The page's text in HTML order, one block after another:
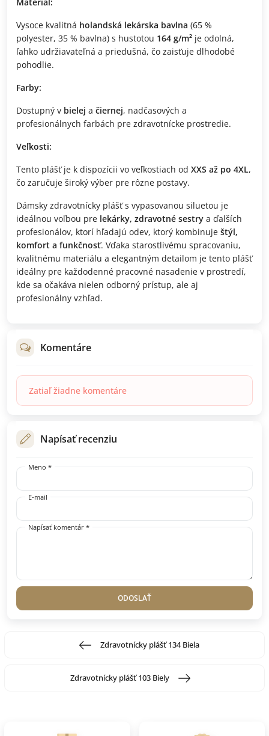
Materiál:
Vysoce kvalitná holandská lekárska bavlna (65 %
polyester, 35 % bavlna) s hustotou 164 g/m² je odolná,
ľahko udržiavateľná a priedušná, čo zaisťuje dlhodobé
pohodlie.
Farby:
Dostupný v bielej a čiernej, nadčasových a
profesionálnych farbách pre zdravotnícke prostredie.
Veľkosti:
Tento plášť je k dispozícii vo veľkostiach od XXS až po 4XL,
čo zaručuje široký výber pre rôzne postavy.
Dámsky zdravotnícky plášť s vypasovanou siluetou je
ideálnou voľbou pre lekárky, zdravotné sestry a ďalších
profesionálov, ktorí hľadajú odev, ktorý kombinuje štýl,
komfort a funkčnosť. Vďaka starostlivému spracovaniu,
kvalitnému materiálu a elegantným detailom je tento plášť
ideálny pre každodenné pracovné nasadenie v prostredí,
kde sa očakáva nielen odborný prístup, ale aj
profesionálny vzhľad.
Komentáre
Zatiaľ žiadne komentáre
Napísať recenziu
Meno *
E-mail
Napísať komentár *
ODOSLAŤ
Zdravotnícky plášť 134 Biela
Zdravotnícky plášť 103 Biely